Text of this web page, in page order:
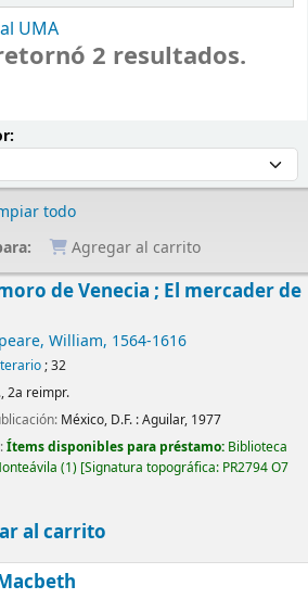
UMA
2 resultados.
todo
Agregar al carrito
de Venecia ; El mercader de
William, 1564-1616
; 32
2a reimpr.
México, D.F. :Aguilar, 1977
Ítems disponibles para préstamo: Biblioteca
(1) Signatura topográfica: PR2794 O7
al carrito